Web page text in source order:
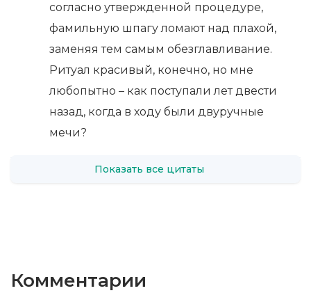
согласно утвержденной процедуре,
фамильную шпагу ломают над плахой,
заменяя тем самым обезглавливание.
Ритуал красивый, конечно, но мне
любопытно – как поступали лет двести
назад, когда в ходу были двуручные
мечи?
Показать все цитаты
Комментарии